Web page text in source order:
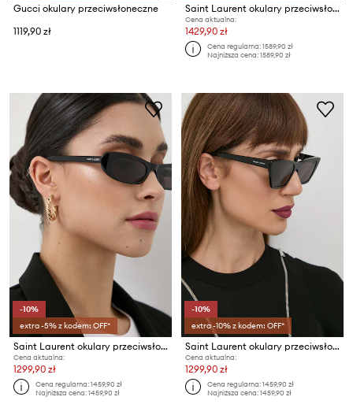
Gucci okulary przeciwsłoneczne
1119,90 zł
Saint Laurent okulary przeciwsłoneczne
Cena aktualna:
1429,90 zł
Cena regularna:1589,90 zł
Najniższa cena:1589,90 zł
-10%
extra -5% z kodem: OFF*
Saint Laurent okulary przeciwsłoneczne SHADE
Cena aktualna:
1299,90 zł
Cena regularna:1459,90 zł
Najniższa cena:1459,90 zł
-10%
extra -10% z kodem: OFF*
Saint Laurent okulary przeciwsłoneczne MICA
Cena aktualna:
1299,90 zł
Cena regularna:1459,90 zł
Najniższa cena:1459,90 zł